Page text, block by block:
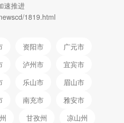
速推进
1819.html
资阳市
广元市
泸州市
宜宾市
乐山市
眉山市
南充市
雅安市
甘孜州 凉山州